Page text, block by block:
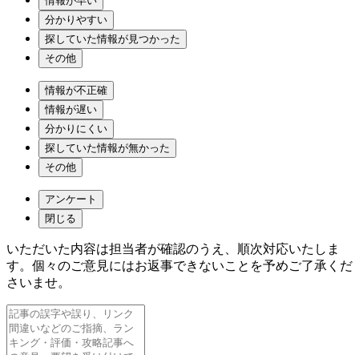
分かりやすい
探していた情報が見つかった
その他
情報が不正確
情報が遅い
分かりにくい
探していた情報が無かった
その他
アンケート
閉じる
いただいた内容は担当者が確認のうえ、順次対応いたしま
す。個々のご意見にはお返事できないことを予めご了承くだ
さいませ。